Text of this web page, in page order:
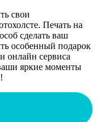
свои
Печать на
сделать ваш
особенный подарок
онлайн сервиса
яркие моменты